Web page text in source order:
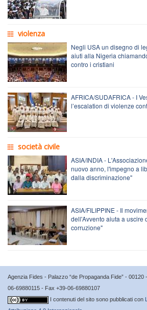
violenza
Negli USA un disegno di
aiuti alla Nigeria
contro i cristiani
AFRICA/SUDAFRICA - I
l’escalation di violenze
società civile
ASIA/INDIA -
nuovo anno, l'impegno a
dalla discriminazione"
ASIA/FILIPPINE - Il
dell'Avvento aiuta a uscire
corruzione"
Agenzia Fides - Palazzo “de Propaganda Fide” - 00120
06-69880115 - Fax +39-06-69880107
I contenuti del sito sono pubblicati con